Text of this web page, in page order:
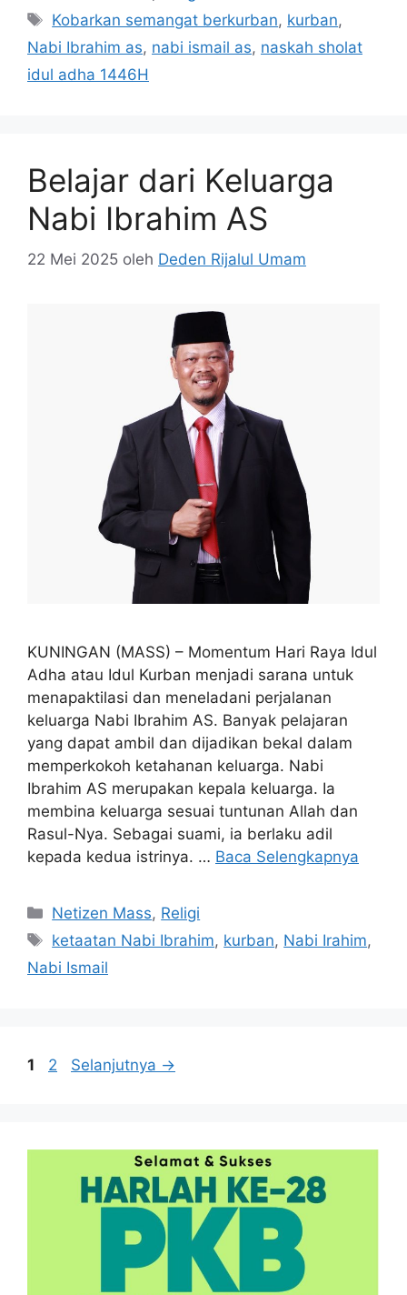
Tag
Kobarkan semangat berkurban, kurban,
Nabi Ibrahim as, nabi ismail as, naskah sholat
idul adha 1446H
Belajar dari Keluarga
Nabi Ibrahim AS
22 Mei 2025 oleh Deden Rijalul Umam
KUNINGAN (MASS) – Momentum Hari Raya Idul
Adha atau Idul Kurban menjadi sarana untuk
menapaktilasi dan meneladani perjalanan
keluarga Nabi Ibrahim AS. Banyak pelajaran
yang dapat ambil dan dijadikan bekal dalam
memperkokoh ketahanan keluarga. Nabi
Ibrahim AS merupakan kepala keluarga. Ia
membina keluarga sesuai tuntunan Allah dan
Rasul-Nya. Sebagai suami, ia berlaku adil
kepada kedua istrinya. … Baca Selengkapnya
Kategori
Netizen Mass, Religi
Tag
ketaatan Nabi Ibrahim, kurban, Nabi Irahim,
Nabi Ismail
Halaman
1 Halaman
2 Selanjutnya →